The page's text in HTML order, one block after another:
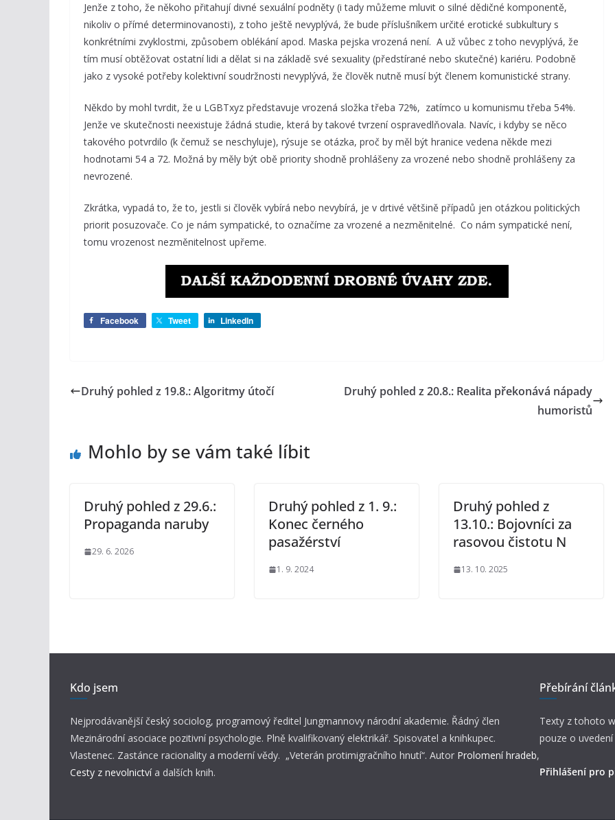
Jenže z toho, že někoho přitahují divné sexuální podněty (i tady můžeme mluvit o silné dědičné komponentě,
nikoliv o přímé determinovanosti), z toho ještě nevyplývá, že bude příslušníkem určité erotické subkultury s
konkrétními zvyklostmi, způsobem oblékání apod. Maska pejska vrozená není. A už vůbec z toho nevyplývá, že
tím musí obtěžovat ostatní lidi a dělat si na základě své sexuality (předstírané nebo skutečné) kariéru. Podobně
jako z vysoké potřeby kolektivní soudržnosti nevyplývá, že člověk nutně musí být členem komunistické strany.
Někdo by mohl tvrdit, že u LGBTxyz představuje vrozená složka třeba 72%, zatímco u komunismu třeba 54%.
Jenže ve skutečnosti neexistuje žádná studie, která by takové tvrzení ospravedlňovala. Navíc, i kdyby se něco
takového potvrdilo (k čemuž se neschyluje), rýsuje se otázka, proč by měl být hranice vedena někde mezi
hodnotami 54 a 72. Možná by měly být obě priority shodně prohlášeny za vrozené nebo shodně prohlášeny za
nevrozené.
Zkrátka, vypadá to, že to, jestli si člověk vybírá nebo nevybírá, je v drtivé většině případů jen otázkou politických
priorit posuzovače. Co je nám sympatické, to označíme za vrozené a nezměnitelné. Co nám sympatické není,
tomu vrozenost nezměnitelnost upřeme.
Facebook Tweet LinkedIn
Druhý pohled z 19.8.: Algoritmy útočí
Druhý pohled z 20.8.: Realita překonává nápady
humoristů
Mohlo by se vám také líbit
Druhý pohled z 29.6.:
Propaganda naruby
29. 6. 2026
Druhý pohled z 1. 9.:
Konec černého
pasažérství
1. 9. 2024
Druhý pohled z
13.10.: Bojovníci za
rasovou čistotu N
13. 10. 2025
Kdo jsem
Nejprodávanější český sociolog, programový ředitel Jungmannovy národní akademie. Řádný člen
Mezinárodní asociace pozitivní psychologie. Plně kvalifikovaný elektrikář. Spisovatel a knihkupec.
Vlastenec. Zastánce racionality a moderní vědy. „Veterán protimigračního hnutí“. Autor Prolomení hradeb,
Cesty z nevolnictví a dalších knih.
Přebírání
Texty z tohoto
pouze o
Přihlášení pro